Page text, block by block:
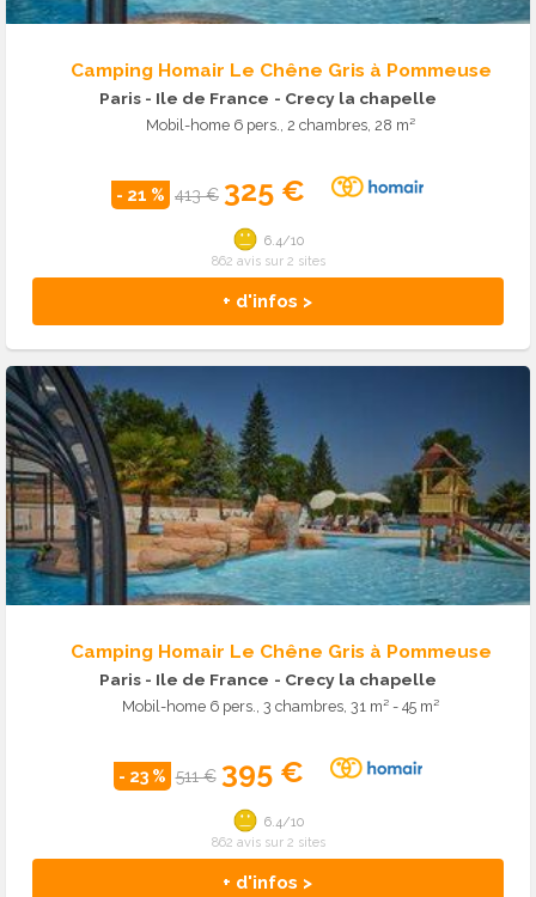
Camping Homair Le Chêne Gris à Pommeuse
Paris - Ile de France - Crecy la chapelle
Mobil-home 6 pers., 2 chambres, 28 m²
- 21 % 413 € 325 €
+ d'infos >
6.4/10
862 avis sur 2 sites
Camping Homair Le Chêne Gris à Pommeuse
Paris - Ile de France - Crecy la chapelle
Mobil-home 6 pers., 3 chambres, 31 m² - 45 m²
- 23 % 511 € 395 €
+ d'infos >
6.4/10
862 avis sur 2 sites